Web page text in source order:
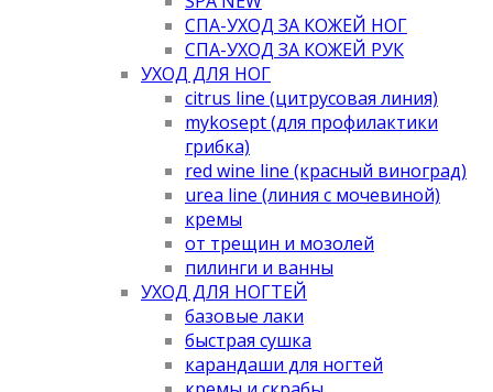
СПА-УХОД ЗА КОЖЕЙ НОГ
СПА-УХОД ЗА КОЖЕЙ РУК
УХОД ДЛЯ НОГ
citrus line (цитрусовая линия)
mykosept (для профилактики
грибка)
red wine line (красный виноград)
urea line (линия с мочевиной)
кремы
от трещин и мозолей
пилинги и ванны
УХОД ДЛЯ НОГТЕЙ
базовые лаки
быстрая сушка
карандаши для ногтей